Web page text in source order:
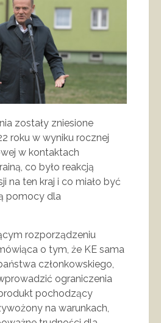
zostały zniesione
roku w wyniku rocznej
w kontaktach
co było reakcją
na ten kraj i co miało być
pomocy dla
rozporządzeniu
o tym, że KE sama
członkowskiego,
ograniczenia
pochodzący
na warunkach,